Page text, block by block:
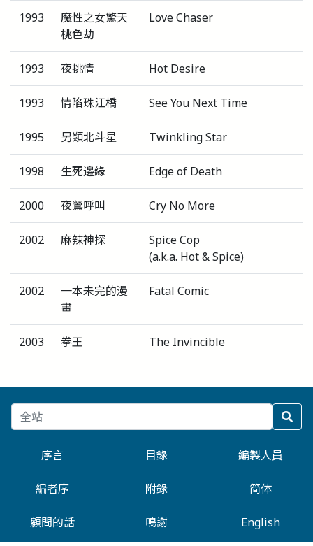
1993
魔性之女驚天
桃色劫
Love Chaser
1993 夜挑情 Hot Desire
1993 情陷珠江橋 See You Next Time
1995 另類北斗星 Twinkling Star
1998 生死邊緣 Edge of Death
2000 夜鶯呼叫 Cry No More
2002 麻辣神探
Spice Cop
(a.k.a. Hot & Spice)
2002
一本未完的漫
畫
Fatal Comic
2003 拳王 The Invincible
序言 目錄 編製人員
編者序 附錄 简体
顧問的話 鳴謝 English